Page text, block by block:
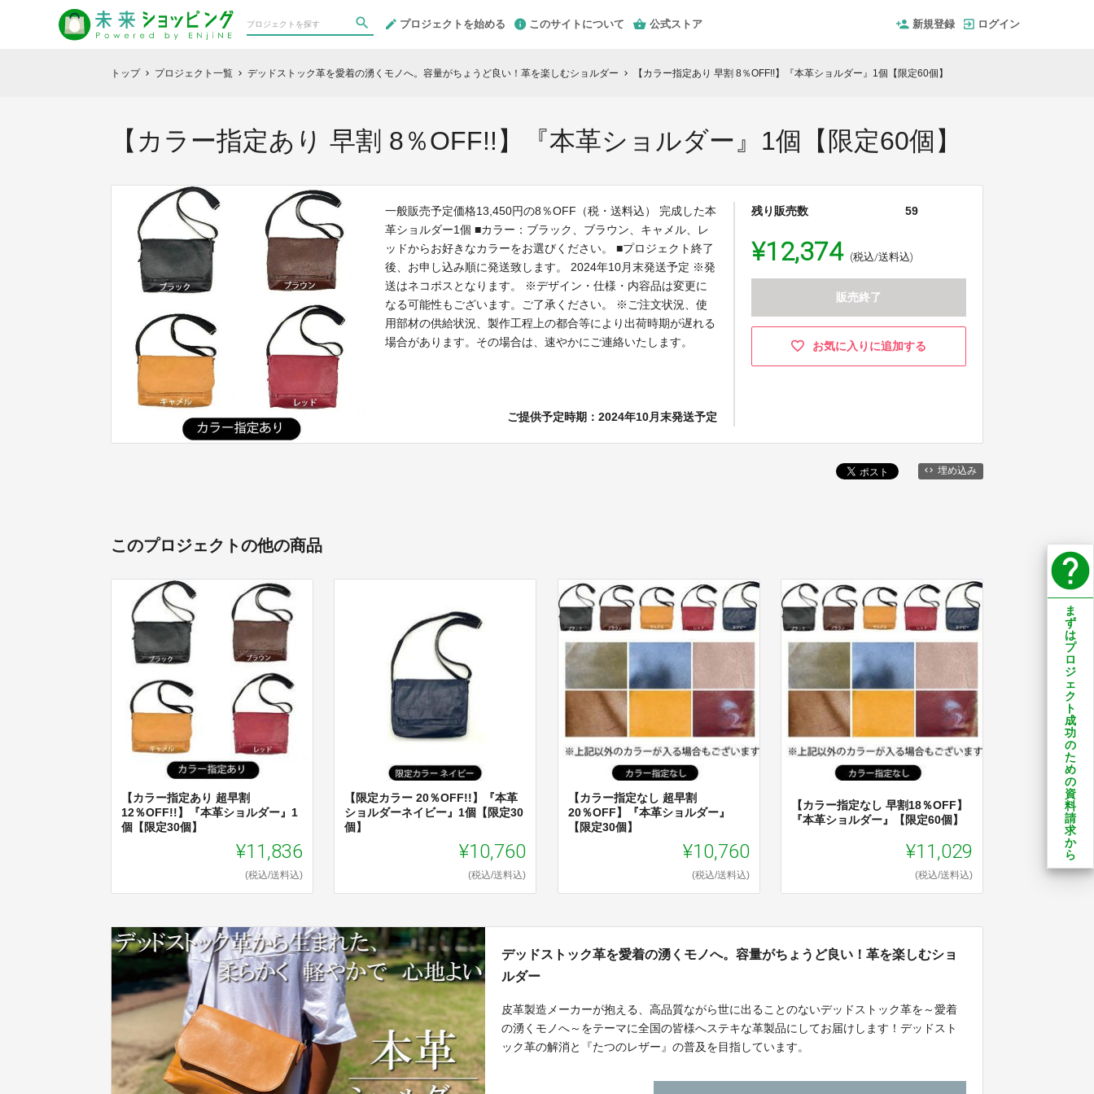
プロジェクトを始める このサイトについて 公式ストア 新規登録 ログイン
トップ chevron_right プロジェクト一覧 chevron_right デッドストック革を愛着の湧くモノへ。容量がちょうど良い！革を楽しむショルダー chevron_right 【カラー指定あり 早割 8％OFF!!】『本革ショルダー』1個【限定60個】
【カラー指定あり 早割 8％OFF!!】『本革ショルダー』1個【限定60個】
一般販売予定価格13,450円の8％OFF（税・送料込） 完成した本
革ショルダー1個 ■カラー：ブラック、ブラウン、キャメル、レ
ッドからお好きなカラーをお選びください。 ■プロジェクト終了
後、お申し込み順に発送致します。 2024年10月末発送予定 ※発
送はネコポスとなります。 ※デザイン・仕様・内容品は変更に
なる可能性もございます。ご了承ください。 ※ご注文状況、使
用部材の供給状況、製作工程上の都合等により出荷時期が遅れる
場合があります。その場合は、速やかにご連絡いたします。
ご提供予定時期：2024年10月末発送予定
残り販売数 59
¥12,374 (税込/送料込)
販売終了
お気に入りに追加する
埋め込み
このプロジェクトの他の商品
【カラー指定あり 超早割
12％OFF!!】『本革ショルダー』1
個【限定30個】
¥11,836
(税込/送料込)
【限定カラー 20％OFF!!】『本革
ショルダーネイビー』1個【限定30
個】
¥10,760
(税込/送料込)
【カラー指定なし 超早割
20％OFF】『本革ショルダー』
【限定30個】
¥10,760
(税込/送料込)
【カラー指定なし 早割18％OFF】
『本革ショルダー』【限定60個】
¥11,029
(税込/送料込)
デッドストック革を愛着の湧くモノへ。容量がちょうど良い！革を楽しむショ
ルダー
皮革製造メーカーが抱える、高品質ながら世に出ることのないデッドストック革を～愛着
の湧くモノへ～をテーマに全国の皆様へステキな革製品にしてお届けします！デッドスト
ック革の解消と『たつのレザー』の普及を目指しています。
help
ま
ず
は
プ
ロ
ジ
ェ
ク
ト
成
功
の
た
め
の
資
料
請
求
か
ら